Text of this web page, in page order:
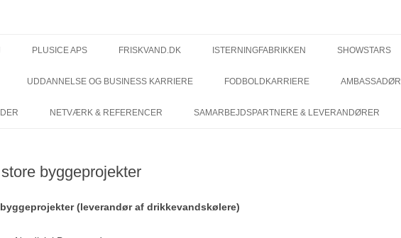
PLUSICE APS FRISKVAND.DK ISTERNINGFABRIKKEN SHOWSTARS
UDDANNELSE OG BUSINESS KARRIERE FODBOLDKARRIERE AMBASSADØR
NETVÆRK & REFERENCER SAMARBEJDSPARTNERE & LEVERANDØRER
byggeprojekter
(leverandør af drikkevandskølere)